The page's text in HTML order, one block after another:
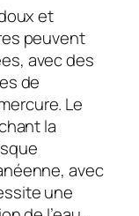
et
peuvent
avec des
de
Le
la
avec
une